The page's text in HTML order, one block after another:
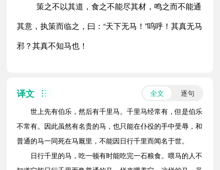
策之不以其道，食之不能尽其材，鸣之而不能通
其意，执策而临之，曰：“天下无马！”呜呼！其真无马
邪？其真不知马也！
译文 全文
逐句
世上先有伯乐，然后有千里马。千里马经常有，但是伯乐
不常有。因此虽然有名贵的马，也只能在仆役的手中受辱，和
普通的马一同死在马厩里，不能因日行千里而闻名于世。
日行千里的马，吃一顿有时能吃完一石粮食。喂马的人不